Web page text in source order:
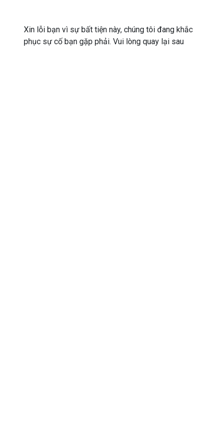
Xin lỗi bạn vì sự bất tiện này, chúng tôi đang khắc
phục sự cố bạn gặp phải. Vui lòng quay lại sau